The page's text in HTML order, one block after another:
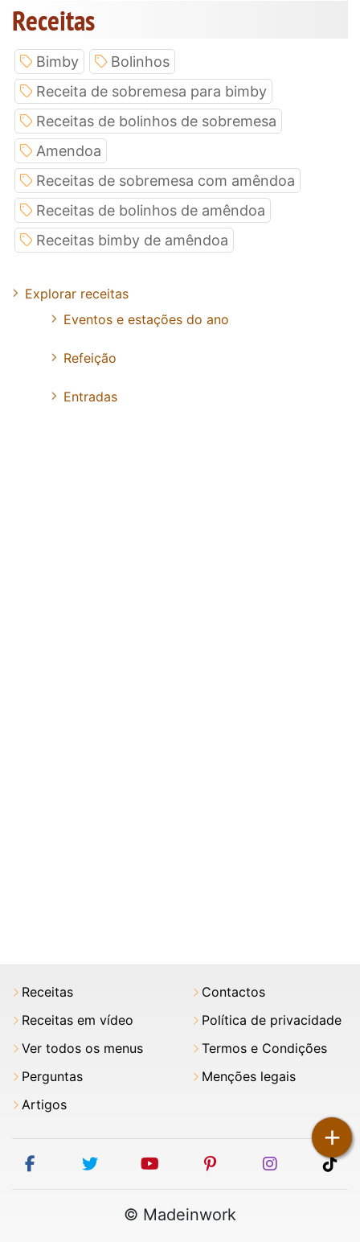
+
Receitas
Bimby
Bolinhos
Receita de sobremesa para bimby
Receitas de bolinhos de sobremesa
Amendoa
Receitas de sobremesa com amêndoa
Receitas de bolinhos de amêndoa
Receitas bimby de amêndoa
Explorar receitas
Eventos e estações do ano
Refeição
Entradas
Receitas
Receitas em vídeo
Ver todos os menus
Perguntas
Artigos
Contactos
Política de privacidade
Termos e Condições
Menções legais
facebooktwitter youtubepinterestinstagram
© Madeinwork